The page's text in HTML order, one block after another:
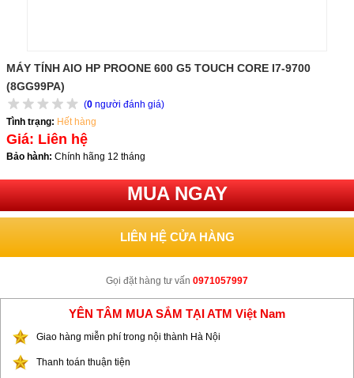
MÁY TÍNH AIO HP PROONE 600 G5 TOUCH CORE I7-9700
(8GG99PA)
(0 người đánh giá)
Tình trạng: Hết hàng
Giá: Liên hệ
Bảo hành: Chính hãng 12 tháng
MUA NGAY
LIÊN HỆ CỬA HÀNG
Gọi đặt hàng tư vấn 0971057997
YÊN TÂM MUA SẮM TẠI ATM Việt Nam
Giao hàng miễn phí trong nội thành Hà Nội
Thanh toán thuận tiện